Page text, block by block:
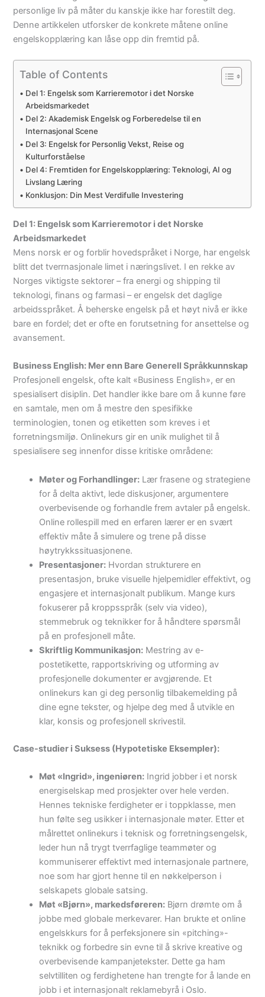
personlige liv på måter du kanskje ikke har forestilt deg.
Denne artikkelen utforsker de konkrete måtene online
engelskopplæring kan låse opp din fremtid på.
Table of Contents
Del 1: Engelsk som Karrieremotor i det Norske
Arbeidsmarkedet
Del 2: Akademisk Engelsk og Forberedelse til en
Internasjonal Scene
Del 3: Engelsk for Personlig Vekst, Reise og
Kulturforståelse
Del 4: Fremtiden for Engelskopplæring: Teknologi, AI og
Livslang Læring
Konklusjon: Din Mest Verdifulle Investering
Del 1: Engelsk som Karrieremotor i det Norske
Arbeidsmarkedet
Mens norsk er og forblir hovedspråket i Norge, har engelsk
blitt det tverrnasjonale limet i næringslivet. I en rekke av
Norges viktigste sektorer – fra energi og shipping til
teknologi, finans og farmasi – er engelsk det daglige
arbeidsspråket. Å beherske engelsk på et høyt nivå er ikke
bare en fordel; det er ofte en forutsetning for ansettelse og
avansement.
Business English: Mer enn Bare Generell Språkkunnskap
Profesjonell engelsk, ofte kalt «Business English», er en
spesialisert disiplin. Det handler ikke bare om å kunne føre
en samtale, men om å mestre den spesifikke
terminologien, tonen og etiketten som kreves i et
forretningsmiljø. Onlinekurs gir en unik mulighet til å
spesialisere seg innenfor disse kritiske områdene:
Møter og Forhandlinger: Lær frasene og strategiene
for å delta aktivt, lede diskusjoner, argumentere
overbevisende og forhandle frem avtaler på engelsk.
Online rollespill med en erfaren lærer er en svært
effektiv måte å simulere og trene på disse
høytrykkssituasjonene.
Presentasjoner: Hvordan strukturere en
presentasjon, bruke visuelle hjelpemidler effektivt, og
engasjere et internasjonalt publikum. Mange kurs
fokuserer på kroppsspråk (selv via video),
stemmebruk og teknikker for å håndtere spørsmål
på en profesjonell måte.
Skriftlig Kommunikasjon: Mestring av e-
postetikette, rapportskriving og utforming av
profesjonelle dokumenter er avgjørende. Et
onlinekurs kan gi deg personlig tilbakemelding på
dine egne tekster, og hjelpe deg med å utvikle en
klar, konsis og profesjonell skrivestil.
Case-studier i Suksess (Hypotetiske Eksempler):
Møt «Ingrid», ingeniøren: Ingrid jobber i et norsk
energiselskap med prosjekter over hele verden.
Hennes tekniske ferdigheter er i toppklasse, men
hun følte seg usikker i internasjonale møter. Etter et
målrettet onlinekurs i teknisk og forretningsengelsk,
leder hun nå trygt tverrfaglige teammøter og
kommuniserer effektivt med internasjonale partnere,
noe som har gjort henne til en nøkkelperson i
selskapets globale satsing.
Møt «Bjørn», markedsføreren: Bjørn drømte om å
jobbe med globale merkevarer. Han brukte et online
engelskkurs for å perfeksjonere sin «pitching»-
teknikk og forbedre sin evne til å skrive kreative og
overbevisende kampanjetekster. Dette ga ham
selvtilliten og ferdighetene han trengte for å lande en
jobb i et internasjonalt reklamebyrå i Oslo.